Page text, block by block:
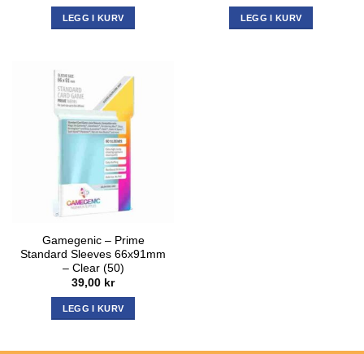
LEGG I KURV LEGG I KURV
Gamegenic – Prime
Standard Sleeves 66x91mm
– Clear (50)
39,00 kr
LEGG I KURV